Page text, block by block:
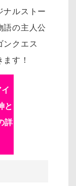
ナルストー
語の主人公
ンクエス
す！
と
詳